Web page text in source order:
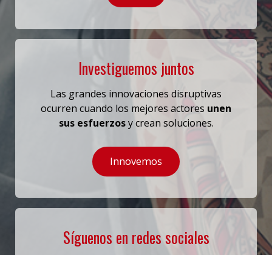
Investiguemos juntos
Las grandes innovaciones disruptivas
ocurren cuando los mejores actores unen
sus esfuerzosy crean soluciones.
Innovemos
Síguenos en redes sociales